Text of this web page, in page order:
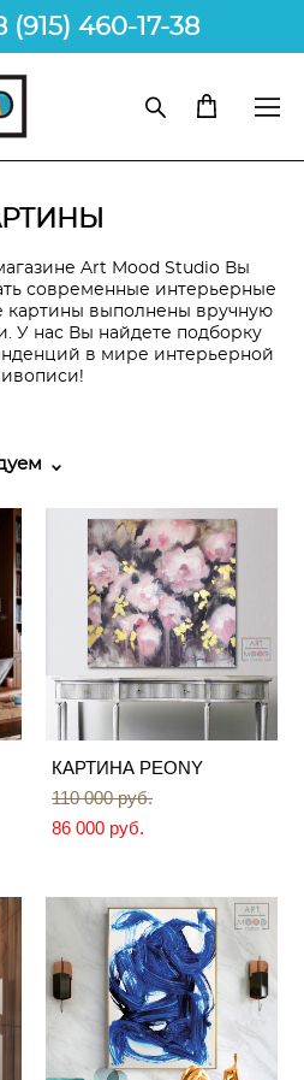
(915) 460-17-38
Art Mood Studio Вы
современные интерьерные
картины выполнены вручную
У нас Вы найдете подборку
в мире интерьерной
КАРТИНА PEONY
110 000 pуб.
86 000 pуб.